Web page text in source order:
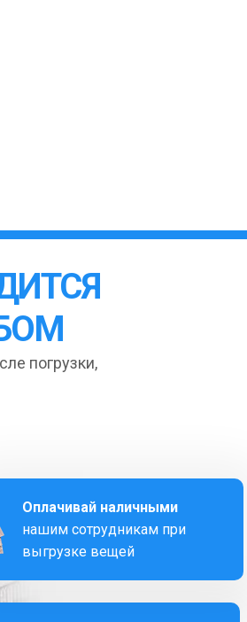
погрузки,
Оплачивай наличными
нашим сотрудникам при
выгрузке вещей